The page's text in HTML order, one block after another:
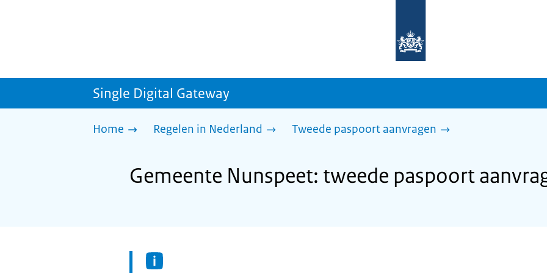
homepage
sdg.rijksoverheid.nl
Single Digital Gateway
Home Regelen in Nederland Tweede paspoort aanvragen
Gemeente Nunspeet: tweede paspoort